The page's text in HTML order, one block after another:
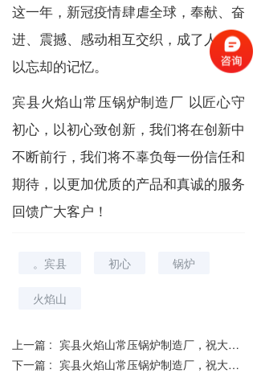
这一年，新冠疫情肆虐全球，奉献、奋
进、震撼、感动相互交织，成了人们难
以忘却的记忆。
宾县火焰山常压锅炉制造厂 以匠心守
初心，以初心致创新，我们将在创新中
不断前行，我们将不辜负每一份信任和
期待，以更加优质的产品和真诚的服务
回馈广大客户！
。宾县 初心 锅炉
火焰山
上一篇 : 宾县火焰山常压锅炉制造厂，祝大家端午安康
下一篇 : 宾县火焰山常压锅炉制造厂，祝大家节日快乐